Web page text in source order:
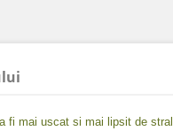
fi mai uscat si mai lipsit de